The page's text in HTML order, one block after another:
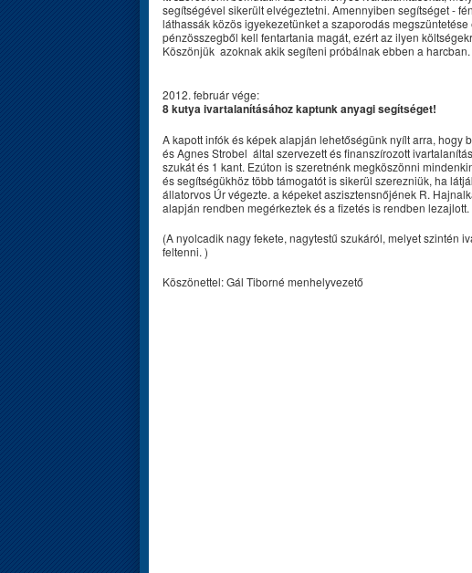
segítségével sikerült elvégeztetni. Amennyiben segítséget -
láthassák közös igyekezetünket a szaporodás
pénzösszegből kell fentartania magát, ezért az ilyen
Köszönjük azoknak akik segíteni próbálnak ebben a harcban.
2012. február vége:
8 kutya ivartalanításához kaptunk anyagi segítséget!
A kapott infók és képek alapján lehetőségünk nyílt arra,
és Agnes Strobel által szervezett és finanszírozott
szukát és 1 kant. Ezúton is szeretnénk megköszönni
és segítségükhöz több támogatót is sikerül szerezniük, ha
állatorvos Úr végezte. a képeket aszisztensnőjének R.
alapján rendben megérkeztek és a fizetés is rendben
(A nyolcadik nagy fekete, nagytestű szukáról, melyet szintén
feltenni. )
Köszönettel: Gál Tiborné menhelyvezető